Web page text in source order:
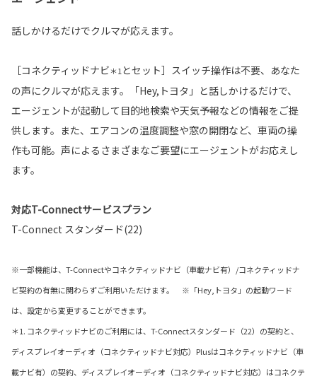
話しかけるだけでクルマが応えます。
［コネクティッドナビ＊1とセット］スイッチ操作は不要、あなた
の声にクルマが応えます。「Hey,トヨタ」と話しかけるだけで、
エージェントが起動して目的地検索や天気予報などの情報をご提
供します。また、エアコンの温度調整や窓の開閉など、車両の操
作も可能。声によるさまざまなご要望にエージェントがお応えし
ます。
対応T-Connectサービスプラン
T-Connect スタンダード(22)
※一部機能は、T-Connectやコネクティッドナビ（車載ナビ有）/コネクティッドナ
ビ契約の有無に関わらずご利用いただけます。 ※「Hey,トヨタ」の起動ワード
は、設定から変更することができます。
＊1. コネクティッドナビのご利用には、T-Connectスタンダード（22）の契約と、
ディスプレイオーディオ（コネクティッドナビ対応）Plusはコネクティッドナビ（車
載ナビ有）の契約、ディスプレイオーディオ（コネクティッドナビ対応）はコネクテ